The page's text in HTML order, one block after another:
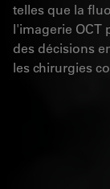
telles que la
l'imagerie OCT
des décisions
les chirurgies